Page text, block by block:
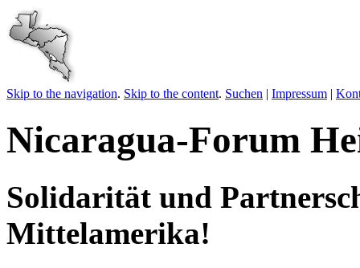
Skip to the navigation. Skip to the content. Suchen | Impressum |
Nicaragua-Forum
Solidarität und
Mittelamerika!